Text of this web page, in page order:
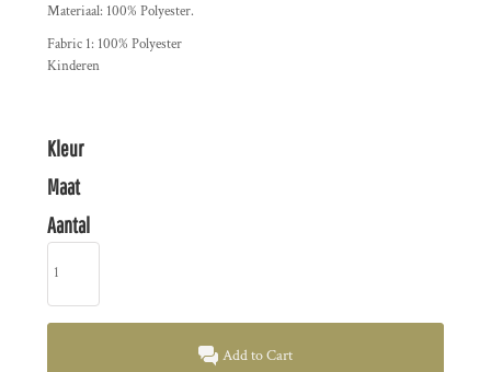
Materiaal: 100% Polyester.
Fabric 1: 100% Polyester
Kinderen
Kleur
Maat
Aantal
Add to Cart